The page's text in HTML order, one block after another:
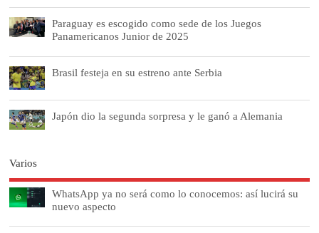
Paraguay es escogido como sede de los Juegos
Panamericanos Junior de 2025
Brasil festeja en su estreno ante Serbia
Japón dio la segunda sorpresa y le ganó a Alemania
Varios
WhatsApp ya no será como lo conocemos: así lucirá su
nuevo aspecto